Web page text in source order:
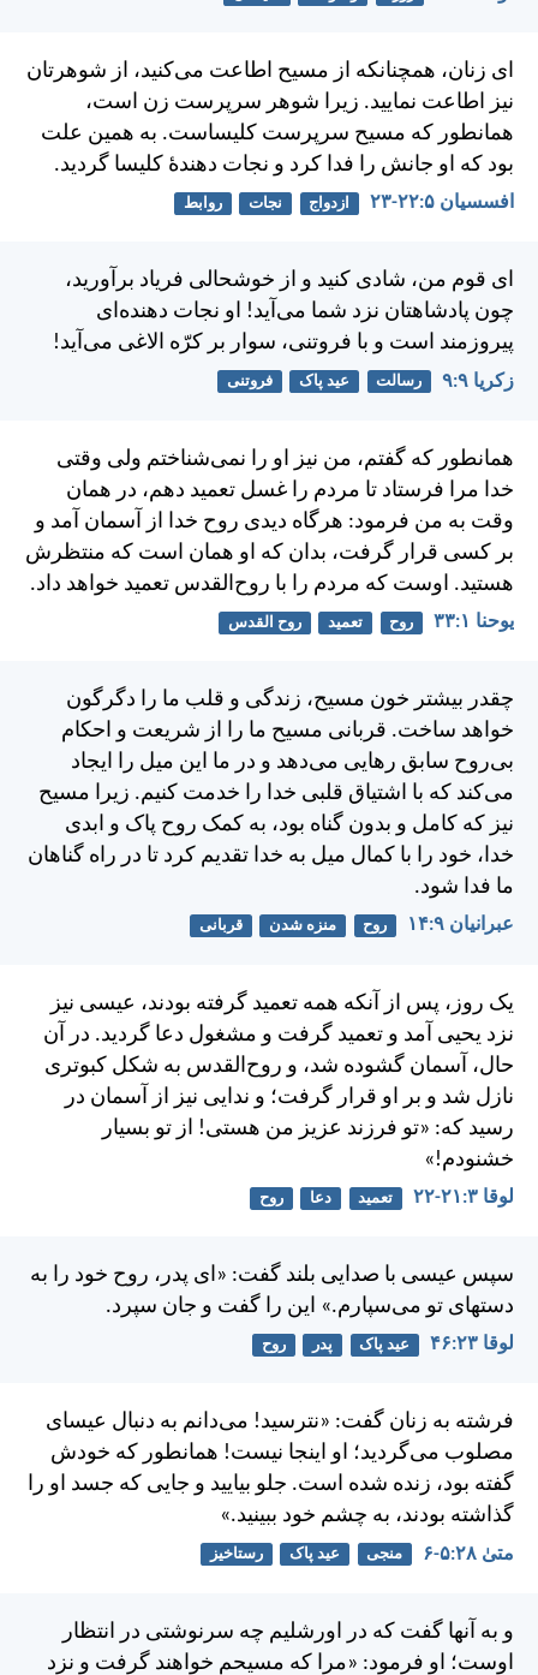
ای زنان، همچنانكه از مسيح اطاعت می‌كنيد، از شوهرتان
نيز اطاعت نماييد. زيرا شوهر سرپرست زن است،
همانطور كه مسيح سرپرست كليساست. به همين علت
بود كه او جانش را فدا كرد و نجات دهندهٔ كليسا گرديد.
افسسیان ۵:‏۲۲-‏۲۳ ازدواج نجات روابط
ای قوم من، شادی كنيد و از خوشحالی فرياد برآوريد،
چون پادشاهتان نزد شما می‌آيد! او نجات دهنده‌ای
پيروزمند است و با فروتنی، سوار بر كرّه الاغی می‌آيد!
زكريا ۹:‏۹ رسالت عید پاک فروتنی
همانطور كه گفتم، من نيز او را نمی‌شناختم ولی وقتی
خدا مرا فرستاد تا مردم را غسل تعميد دهم، در همان
وقت به من فرمود: هرگاه ديدی روح خدا از آسمان آمد و
بر كسی قرار گرفت، بدان كه او همان است كه منتظرش
هستيد. اوست كه مردم را با روح‌القدس تعميد خواهد داد.
يوحنا ۱:‏۳۳ روح تعمید روح القدس
چقدر بيشتر خون مسيح، زندگی و قلب ما را دگرگون
خواهد ساخت. قربانی مسيح ما را از شريعت و احكام
بی‌روح سابق رهايی می‌دهد و در ما اين ميل را ايجاد
می‌كند كه با اشتياق قلبی خدا را خدمت كنيم. زيرا مسيح
نيز كه كامل و بدون گناه بود، به كمک روح پاک و ابدی
خدا، خود را با كمال ميل به خدا تقديم كرد تا در راه گناهان
ما فدا شود.
عبرانيان ۹:‏۱۴ روح منزه شدن قربانی
يک روز، پس از آنكه همه تعميد گرفته بودند، عيسی نيز
نزد يحيی آمد و تعميد گرفت و مشغول دعا گرديد. در آن
حال، آسمان گشوده شد، و روح‌القدس به شكل كبوتری
نازل شد و بر او قرار گرفت؛ و ندايی نيز از آسمان در
رسيد كه: «تو فرزند عزيز من هستی! از تو بسيار
خشنودم!»
لوقا ۳:‏۲۱-‏۲۲ تعمید دعا روح
سپس عيسی با صدايی بلند گفت: «ای پدر، روح خود را به
دستهای تو می‌سپارم.» اين را گفت و جان سپرد.
لوقا ۲۳:‏۴۶ عید پاک پدر روح
فرشته به زنان گفت: «نترسيد! می‌دانم به دنبال عيسای
مصلوب می‌گرديد؛ او اينجا نيست! همانطور كه خودش
گفته بود، زنده شده است. جلو بياييد و جايی كه جسد او را
گذاشته بودند، به چشم خود ببينيد.»
متی‌ٰ ۲۸:‏۵-‏۶ منجی عید پاک رستاخیز
و به آنها گفت كه در اورشليم چه سرنوشتی در انتظار
اوست؛ او فرمود: «مرا كه مسيحم خواهند گرفت و نزد